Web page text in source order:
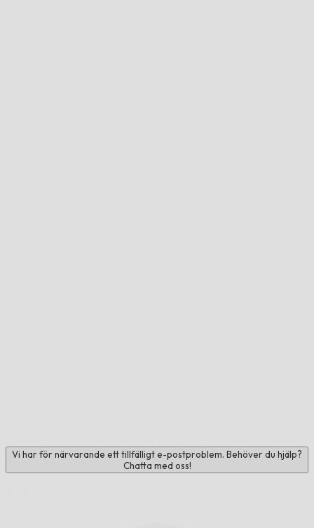
Vi har för närvarande ett tillfälligt e-postproblem. Behöver du hjälp?
Chatta med oss!